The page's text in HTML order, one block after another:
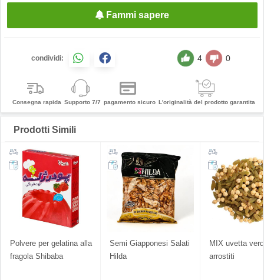
Fammi sapere
condividi: 4 0
Consegna rapida Supporto 7/7 pagamento sicuro L'originalità del prodotto garantita
Prodotti Simili
Polvere per gelatina alla
fragola Shibaba
Semi Giapponesi Salati
Hilda
MIX uvetta
arrostiti